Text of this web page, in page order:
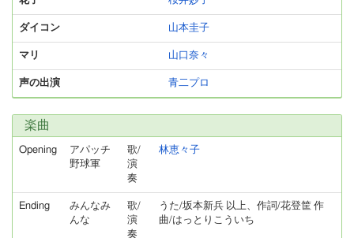
ダイコン 山本圭子
マリ 山口奈々
声の出演 青二プロ
楽曲
Opening
アパッチ
野球軍
歌/
演
奏
林恵々子
Ending
みんなみ
んな
歌/
演
奏
うた/坂本新兵 以上、作詞/花登筐 作
曲/はっとりこういち